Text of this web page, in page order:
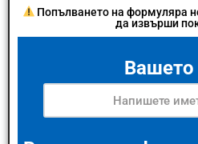
Попълването на формуляра
да извърши